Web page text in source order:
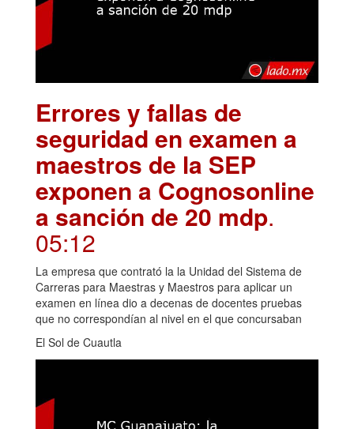
Errores y fallas de
seguridad en examen a
maestros de la SEP
exponen a Cognosonline
a sanción de 20 mdp.
05:12
La empresa que contrató la la Unidad del Sistema de
Carreras para Maestras y Maestros para aplicar un
examen en línea dio a decenas de docentes pruebas
que no correspondían al nivel en el que concursaban
El Sol de Cuautla